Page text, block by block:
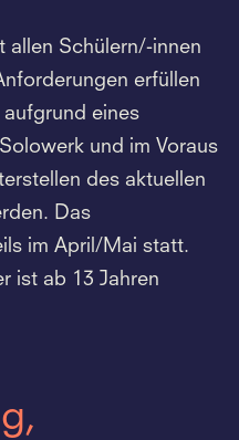
allen Schülern/-innen
erfüllen
eines
und im Voraus
des aktuellen
Das
im April/Mai statt.
ist ab 13 Jahren